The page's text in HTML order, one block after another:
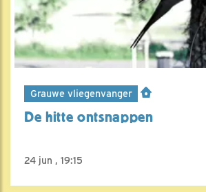
Grauwe vliegenvanger
De hitte ontsnappen
24 jun , 19:15